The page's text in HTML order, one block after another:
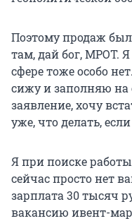
Поэтому продаж
там, дай бог, МРОТ.
сфере тоже особо
сижу и заполняю на
заявление, хочу
уже, что делать,
Я при поиске
сейчас просто нет
зарплата 30 тысяч
вакансию ивент-